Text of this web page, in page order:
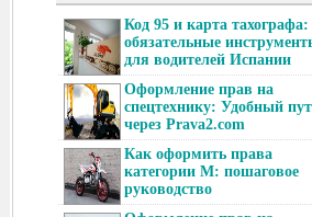
Код 95 и карта тахографа:
обязательные
для водителей Испании
Оформление прав на
спецтехнику: Удобный
через Prava2.com
Как оформить права
категории М: пошаговое
руководство